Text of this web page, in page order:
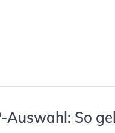
Auswahl: So